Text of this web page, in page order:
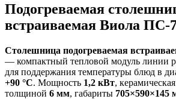
Подогреваемая
встраиваемая Виола ПС-
Столешница подогреваемая
— компактный тепловой модуль линии
для поддержания температуры блюд в
+90 °C. Мощность 1,2 кВт,
толщиной 6 мм, габариты 705×590×145